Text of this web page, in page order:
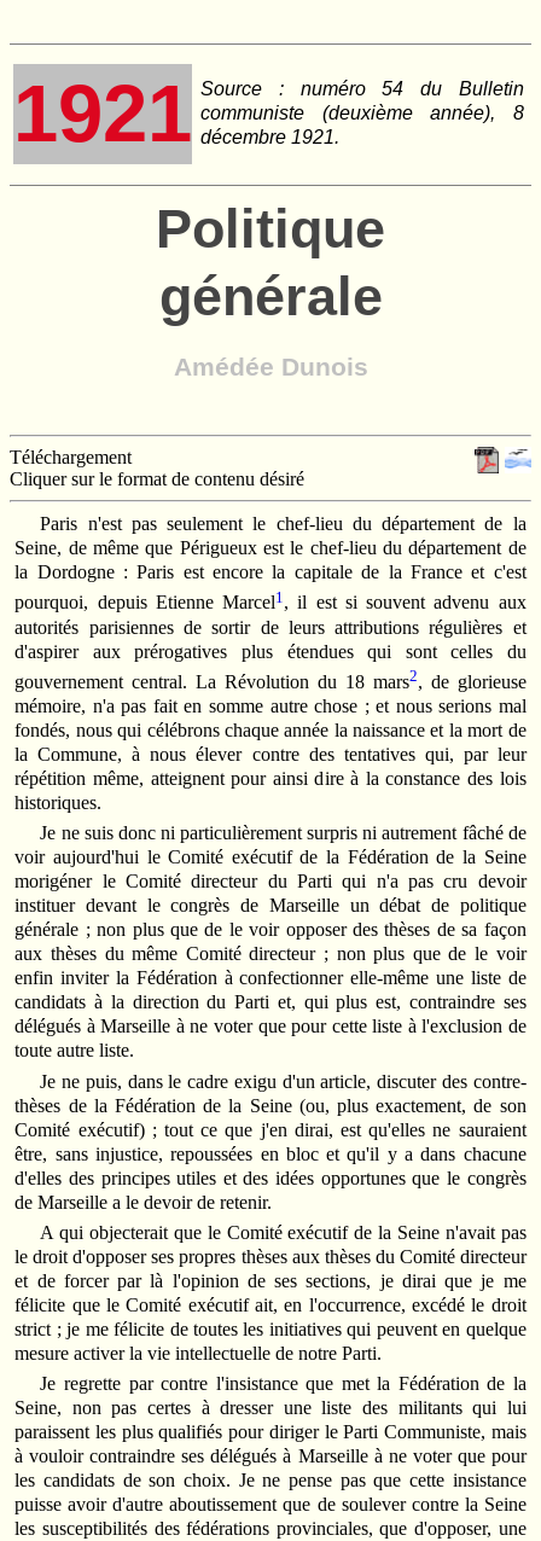
1921 Source : numéro 54 du Bulletin
communiste (deuxième année), 8
décembre 1921.
Politique
générale
Amédée Dunois
Téléchargement
Cliquer sur le format de contenu désiré
Paris n'est pas seulement le chef-lieu du département de la
Seine, de même que Périgueux est le chef-lieu du département de
la Dordogne : Paris est encore la capitale de la France et c'est
pourquoi, depuis Etienne Marcel1 , il est si souvent advenu aux
autorités parisiennes de sortir de leurs attributions régulières et
d'aspirer aux prérogatives plus étendues qui sont celles du
gouvernement central. La Révolution du 18 mars2, de glorieuse
mémoire, n'a pas fait en somme autre chose ; et nous serions mal
fondés, nous qui célébrons chaque année la naissance et la mort de
la Commune, à nous élever contre des tentatives qui, par leur
répétition même, atteignent pour ainsi dire à la constance des lois
historiques.
Je ne suis donc ni particulièrement surpris ni autrement fâché de
voir aujourd'hui le Comité exécutif de la Fédération de la Seine
morigéner le Comité directeur du Parti qui n'a pas cru devoir
instituer devant le congrès de Marseille un débat de politique
générale ; non plus que de le voir opposer des thèses de sa façon
aux thèses du même Comité directeur ; non plus que de le voir
enfin inviter la Fédération à confectionner elle-même une liste de
candidats à la direction du Parti et, qui plus est, contraindre ses
délégués à Marseille à ne voter que pour cette liste à l'exclusion de
toute autre liste.
Je ne puis, dans le cadre exigu d'un article, discuter des contre-
thèses de la Fédération de la Seine (ou, plus exactement, de son
Comité exécutif) ; tout ce que j'en dirai, est qu'elles ne sauraient
être, sans injustice, repoussées en bloc et qu'il y a dans chacune
d'elles des principes utiles et des idées opportunes que le congrès
de Marseille a le devoir de retenir.
A qui objecterait que le Comité exécutif de la Seine n'avait pas
le droit d'opposer ses propres thèses aux thèses du Comité directeur
et de forcer par là l'opinion de ses sections, je dirai que je me
félicite que le Comité exécutif ait, en l'occurrence, excédé le droit
strict ; je me félicite de toutes les initiatives qui peuvent en quelque
mesure activer la vie intellectuelle de notre Parti.
Je regrette par contre l'insistance que met la Fédération de la
Seine, non pas certes à dresser une liste des militants qui lui
paraissent les plus qualifiés pour diriger le Parti Communiste, mais
à vouloir contraindre ses délégués à Marseille à ne voter que pour
les candidats de son choix. Je ne pense pas que cette insistance
puisse avoir d'autre aboutissement que de soulever contre la Seine
les susceptibilités des fédérations provinciales, que d'opposer, une